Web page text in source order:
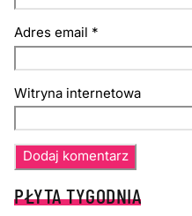
Adres email *
Witryna internetowa
PŁYTA TYGODNIA